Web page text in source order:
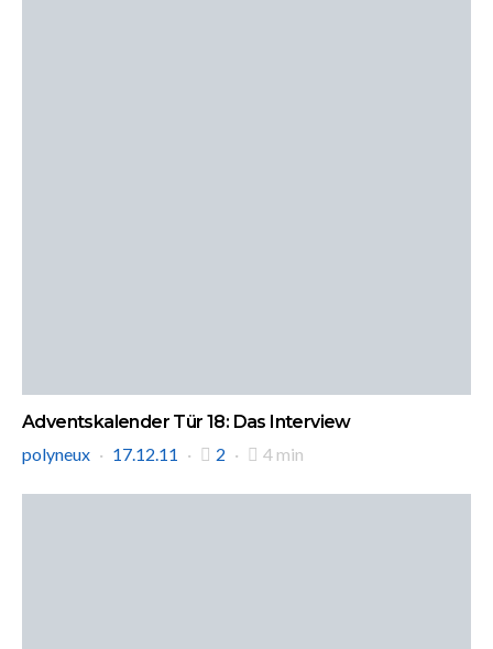
Adventskalender Tür 18: Das Interview
polyneux
17.12.11 2 4 min